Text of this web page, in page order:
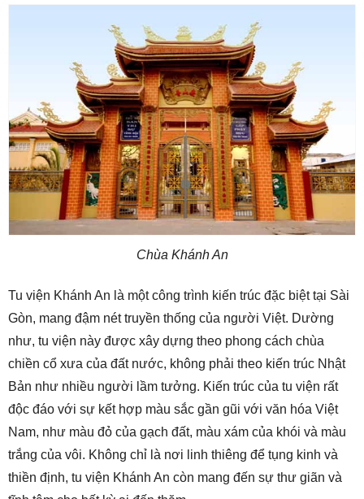
Chùa Khánh An
Tu viện Khánh An là một công trình kiến trúc đặc biệt tại Sài
Gòn, mang đậm nét truyền thống của người Việt. Dường
như, tu viện này được xây dựng theo phong cách chùa
chiền cổ xưa của đất nước, không phải theo kiến trúc Nhật
Bản như nhiều người lầm tưởng. Kiến trúc của tu viện rất
độc đáo với sự kết hợp màu sắc gần gũi với văn hóa Việt
Nam, như màu đỏ của gạch đất, màu xám của khói và màu
trắng của vôi. Không chỉ là nơi linh thiêng để tụng kinh và
thiền định, tu viện Khánh An còn mang đến sự thư giãn và